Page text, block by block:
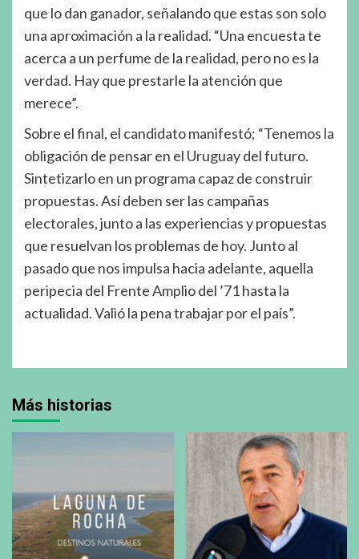
que lo dan ganador, señalando que estas son solo
una aproximación a la realidad. “Una encuesta te
acerca a un perfume de la realidad, pero no es la
verdad. Hay que prestarle la atención que
merece”.
Sobre el final, el candidato manifestó; “Tenemos la
obligación de pensar en el Uruguay del futuro.
Sintetizarlo en un programa capaz de construir
propuestas. Así deben ser las campañas
electorales, junto a las experiencias y propuestas
que resuelvan los problemas de hoy. Junto al
pasado que nos impulsa hacia adelante, aquella
peripecia del Frente Amplio del ’71 hasta la
actualidad. Valió la pena trabajar por el país”.
Más historias